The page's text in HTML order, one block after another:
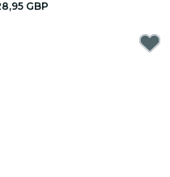
para hasta 5
GBP